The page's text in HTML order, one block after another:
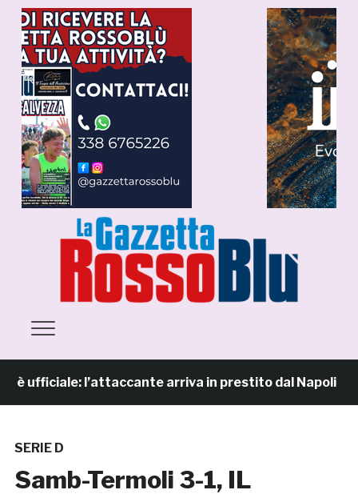
ufficiale: l’attaccante arriva in prestito dal Napoli
SERIE D
Samb-Termoli 3-1, IL